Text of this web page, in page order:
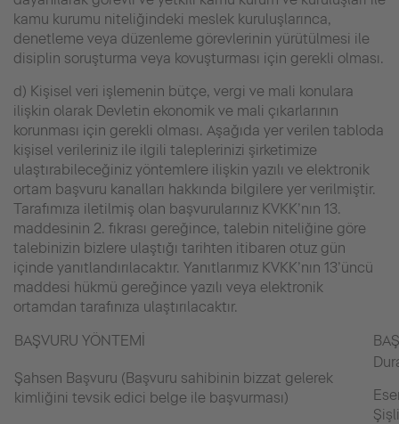
kamu kurumu niteliğindeki meslek kuruluşlarınca,
denetleme veya düzenleme görevlerinin yürütülmesi ile
disiplin soruşturma veya kovuşturması için gerekli olması.
d) Kişisel veri işlemenin bütçe, vergi ve mali konulara
ilişkin olarak Devletin ekonomik ve mali çıkarlarının
korunması için gerekli olması. Aşağıda yer verilen tabloda
kişisel verileriniz ile ilgili taleplerinizi şirketimize
ulaştırabileceğiniz yöntemlere ilişkin yazılı ve elektronik
ortam başvuru kanalları hakkında bilgilere yer verilmiştir.
Tarafımıza iletilmiş olan başvurularınız KVKK’nın 13.
maddesinin 2. fıkrası gereğince, talebin niteliğine göre
talebinizin bizlere ulaştığı tarihten itibaren otuz gün
içinde yanıtlandırılacaktır. Yanıtlarımız KVKK’nın 13’üncü
maddesi hükmü gereğince yazılı veya elektronik
ortamdan tarafınıza ulaştırılacaktır.
BAŞVURU YÖNTEMİ
Şahsen Başvuru (Başvuru sahibinin bizzat gelerek
kimliğini tevsik edici belge ile başvurması)